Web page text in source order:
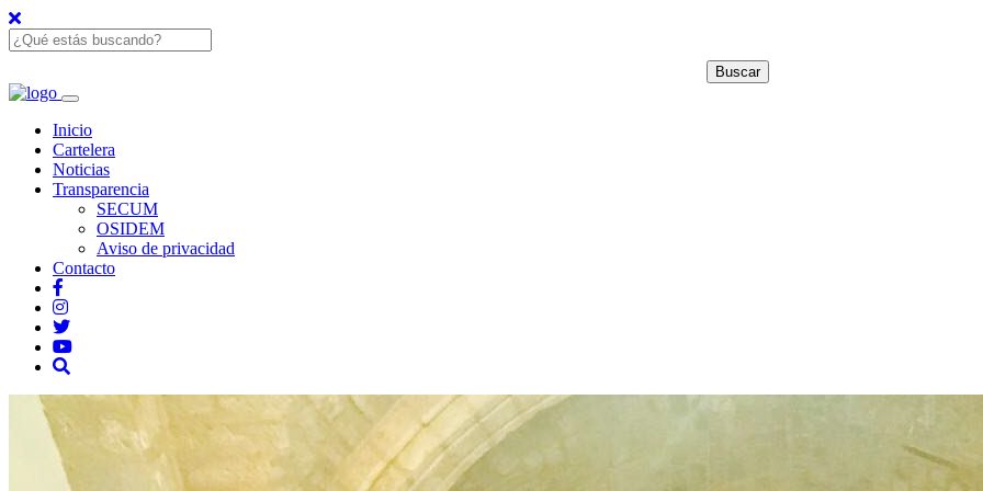
Inicio
Cartelera
Noticias
Transparencia
SECUM
OSIDEM
Aviso de privacidad
Contacto